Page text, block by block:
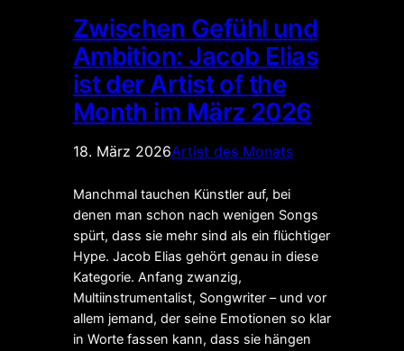
Zwischen Gefühl und
Ambition: Jacob Elias
ist der Artist of the
Month im März 2026
18. März 2026Artist des Monats
Manchmal tauchen Künstler auf, bei
denen man schon nach wenigen Songs
spürt, dass sie mehr sind als ein flüchtiger
Hype. Jacob Elias gehört genau in diese
Kategorie. Anfang zwanzig,
Multiinstrumentalist, Songwriter – und vor
allem jemand, der seine Emotionen so klar
in Worte fassen kann, dass sie hängen